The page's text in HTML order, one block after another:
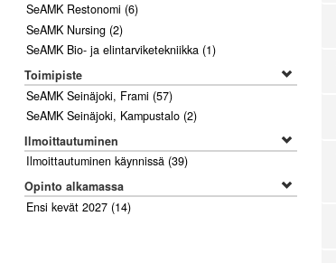
SeAMK Restonomi (6)
SeAMK Nursing (2)
SeAMK Bio- ja elintarviketekniikka (1)
Toimipiste
SeAMK Seinäjoki, Frami (57)
SeAMK Seinäjoki, Kampustalo (2)
Ilmoittautuminen
Ilmoittautuminen käynnissä (39)
Opinto alkamassa
Ensi kevät 2027 (14)